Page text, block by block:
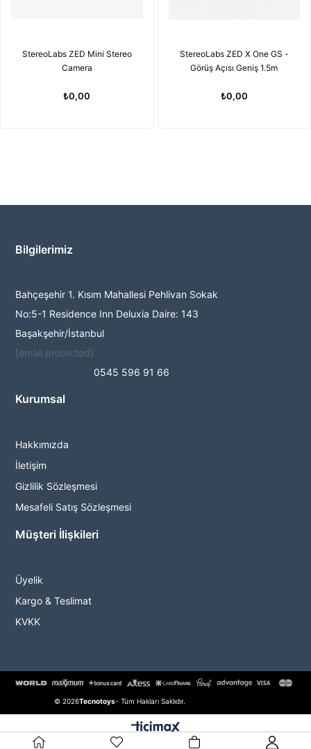
StereoLabs ZED Mini Stereo
Camera
₺0,00
StereoLabs ZED X One GS -
Görüş Açısı Geniş 1.5m
₺0,00
Bilgilerimiz
Bahçeşehir 1. Kısım Mahallesi Pehlivan Sokak
No:5-1 Residence Inn Deluxia Daire: 143
Başakşehir/İstanbul
[email protected]
0545 596 91 66
Kurumsal
Hakkımızda
İletişim
Gizlilik Sözleşmesi
Mesafeli Satış Sözleşmesi
Müşteri İlişkileri
Üyelik
Kargo & Teslimat
KVKK
© 2026Tecnotoys- Tüm Hakları Saklıdır.